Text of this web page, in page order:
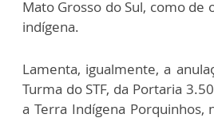
Mato Grosso do Sul, como de
indígena.
Lamenta, igualmente, a
Turma do STF, da Portaria
a Terra Indígena Porquinhos,